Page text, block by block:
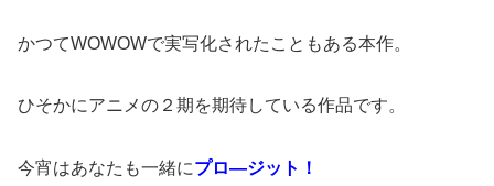
かつてWOWOWで実写化されたこともある本作。
ひそかにアニメの２期を期待している作品です。
今宵はあなたも一緒にプロ―ジット！